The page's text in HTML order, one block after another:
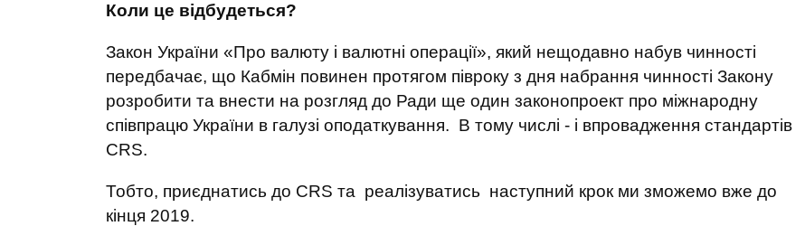
Коли це відбудеться?
Закон України «Про валюту і валютні операції», який нещодавно набув чинності
передбачає, що Кабмін повинен протягом півроку з дня набрання чинності Закону
розробити та внести на розгляд до Ради ще один законопроект про міжнародну
співпрацю України в галузі оподаткування. В тому числі - і впровадження стандартів
CRS.
Тобто, приєднатись до CRS та реалізуватись наступний крок ми зможемо вже до
кінця 2019.